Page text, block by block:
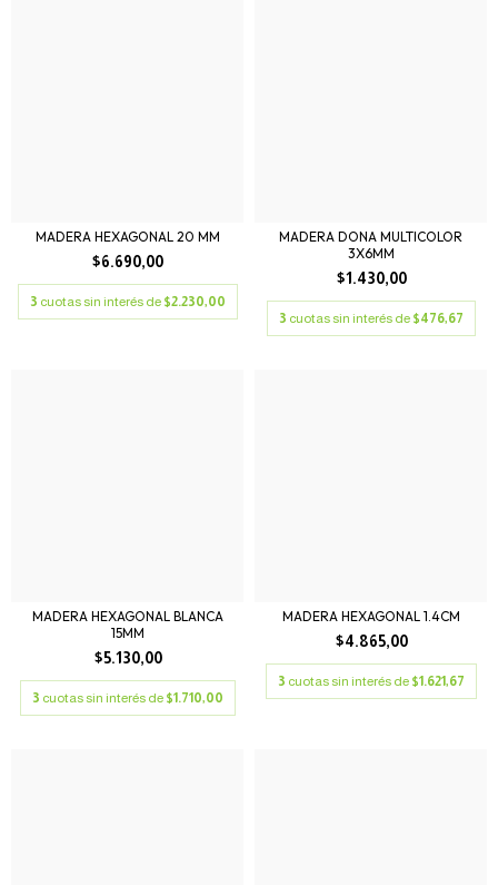
MADERA HEXAGONAL 20 MM
$6.690,00
3 cuotas sin interés de $2.230,00
MADERA DONA MULTICOLOR
3X6MM
$1.430,00
3 cuotas sin interés de $476,67
MADERA HEXAGONAL BLANCA
15MM
$5.130,00
3 cuotas sin interés de $1.710,00
MADERA HEXAGONAL 1.4CM
$4.865,00
3 cuotas sin interés de $1.621,67